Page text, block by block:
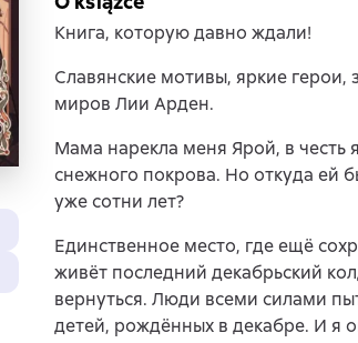
Книга, которую давно ждали!
Славянские мотивы, яркие
миров Лии Арден.
Мама нарекла меня Ярой, в честь
снежного покрова. Но откуда ей
уже сотни лет?
Единственное место, где ещё
живёт последний декабрьский
вернуться. Люди всеми силами
детей, рождённых в декабре. И я